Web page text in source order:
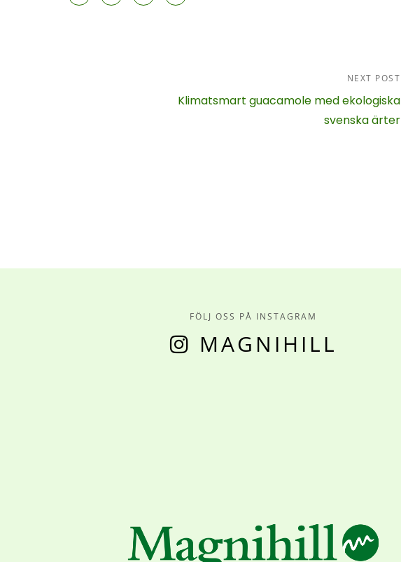
NEXT POST
Klimatsmart guacamole med ekologiska
svenska ärter
FÖLJ OSS PÅ INSTAGRAM
MAGNIHILL